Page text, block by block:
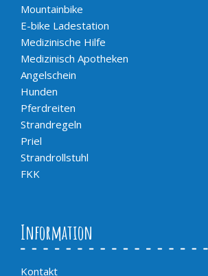
Mountainbike
E-bike Ladestation
Medizinische Hilfe
Medizinisch Apotheken
Angelschein
Hunden
Pferdreiten
Strandregeln
Priel
Strandrollstuhl
FKK
Information
Kontakt